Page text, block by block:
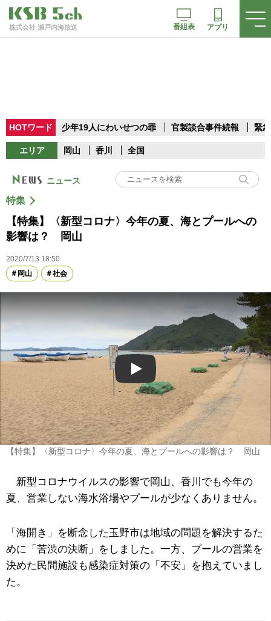
株式会社 瀬戸内海放送 番組表 アプリ
HOTワード 少年19人にわいせつの罪 官製談合事件続報 緊
エリア 岡山 香川 全国
ニュース
特集
【特集】〈新型コロナ〉今年の夏、海とプールへの
影響は？ 岡山
2020/7/13 18:50
岡山
社会
Play
【特集】〈新型コロナ〉今年の夏、海とプールへの影響は？ 岡山
新型コロナウイルスの影響で岡山、香川でも今年の
夏、営業しない海水浴場やプールが少なくありません。
「海開き」を断念した玉野市は地域の問題を解決するた
めに「苦渋の決断」をしました。一方、プールの営業を
決めた民間施設も感染症対策の「不安」を抱えていまし
た。